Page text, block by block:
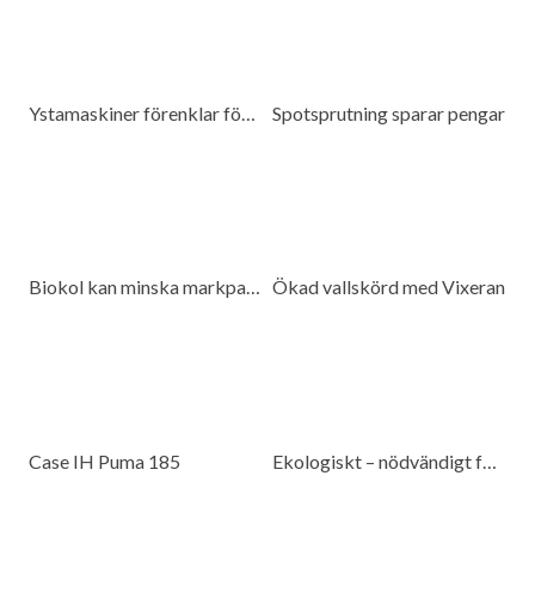
Ystamaskiner förenklar för kunderna Spotsprutning sparar pengar
Biokol kan minska markpackning Ökad vallskörd med Vixeran
Case IH Puma 185